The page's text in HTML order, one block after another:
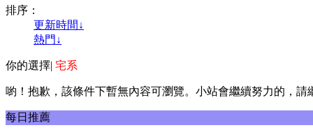
排序：
更新時間↓
熱門↓
你的選擇| 宅系
喲！抱歉，該條件下暫無內容可瀏覽。小站會繼續努力的，請
每日推薦